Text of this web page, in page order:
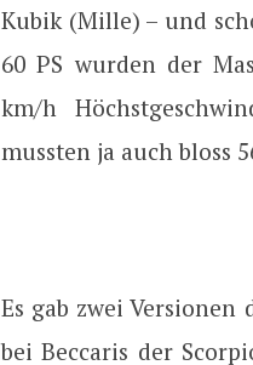
Kubik (Mille) – und
60 PS wurden der
km/h
mussten ja auch bloss
Es gab zwei
bei Beccaris der